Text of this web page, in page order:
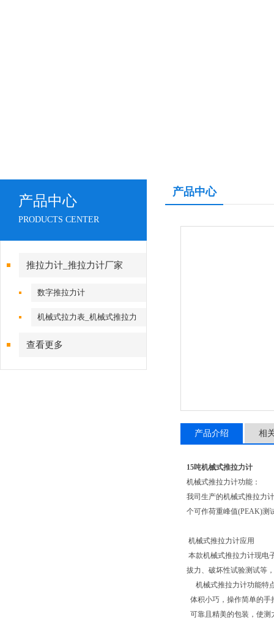
产品中心
PRODUCTS CENTER
推拉力计_推拉力计厂家
数字推拉力计
机械式拉力表_机械式推拉力
查看更多
产品中心
产品介绍 相
15吨机械式推拉力计
机械式推拉力计功能：
我司生产的机械式推拉力
个可作荷重峰值(PEAK)测
机械式推拉力计应用
本款机械式推拉力计现电
拔力、破坏性试验测试等
机械式推拉力计功能特
体积小巧，操作简单的
可靠且精美的包装，使